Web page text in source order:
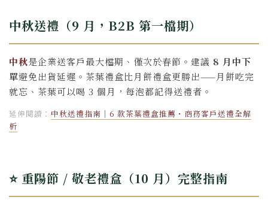
中秋送禮（9 月，B2B 第一檔期）
中秋是企業送客戶最大檔期、僅次於春節。建議 8 月中下
單避免出貨延遲。茶葉禮盒比月餅禮盒更勝出——月餅吃完
就忘、茶葉可以喝 3 個月，每泡都記得送禮者。
延伸閱讀： 中秋送禮指南｜6 款茶葉禮盒推薦・商務客戶送禮全解
析
⭐ 重陽節 / 敬老禮盒（10 月）完整指南